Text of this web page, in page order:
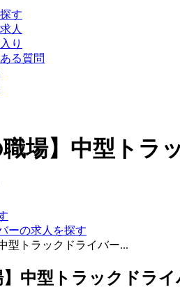
す
人
り
る質問
職場】中型トラ
ーの求人を探す
型トラックドライバー...
】中型トラックド